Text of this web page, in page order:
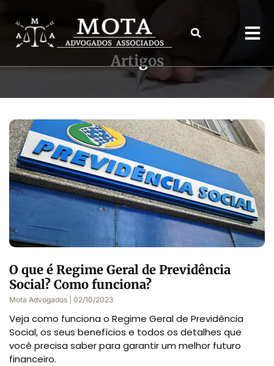
Artigos
O que é Regime Geral de Previdência
Social? Como funciona?
Mota Advogados 02/10/2023
Veja como funciona o Regime Geral de Previdência
Social, os seus benefícios e todos os detalhes que
você precisa saber para garantir um melhor futuro
financeiro.